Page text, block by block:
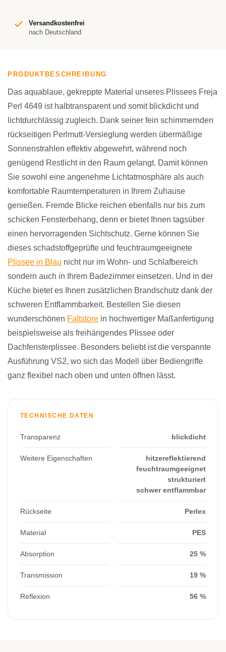
Versandkostenfrei
nach Deutschland
PRODUKTBESCHREIBUNG
Das aquablaue, gekreppte Material unseres Plissees Freja
Perl 4649 ist halbtransparent und somit blickdicht und
lichtdurchlässig zugleich. Dank seiner fein schimmernden
rückseitigen Perlmutt-Versieglung werden übermäßige
Sonnenstrahlen effektiv abgewehrt, während noch
genügend Restlicht in den Raum gelangt. Damit können
Sie sowohl eine angenehme Lichtatmosphäre als auch
komfortable Raumtemperaturen in Ihrem Zuhause
genießen. Fremde Blicke reichen ebenfalls nur bis zum
schicken Fensterbehang, denn er bietet Ihnen tagsüber
einen hervorragenden Sichtschutz. Gerne können Sie
dieses schadstoffgeprüfte und feuchtraumgeeignete
Plissee in Blau nicht nur im Wohn- und Schlafbereich
sondern auch in Ihrem Badezimmer einsetzen. Und in der
Küche bietet es Ihnen zusätzlichen Brandschutz dank der
schweren Entflammbarkeit. Bestellen Sie diesen
wunderschönen Faltstore in hochwertiger Maßanfertigung
beispielsweise als freihängendes Plissee oder
Dachfensterplissee. Besonders beliebt ist die verspannte
Ausführung VS2, wo sich das Modell über Bediengriffe
ganz flexibel nach oben und unten öffnen lässt.
TECHNISCHE DATEN
Transparenz blickdicht
Weitere Eigenschaften
hitzereflektierend
feuchtraumgeeignet
strukturiert
schwer entflammbar
Rückseite Perlex
Material PES
Absorption 25 %
Transmission 19 %
Reflexion 56 %